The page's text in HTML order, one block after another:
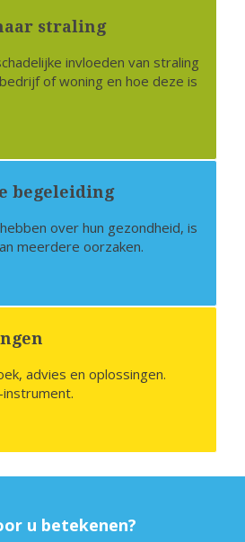
straling
invloeden van straling
of woning en hoe deze is
begeleiding
over hun gezondheid, is
meerdere oorzaken.
advies en oplossingen.
u betekenen?